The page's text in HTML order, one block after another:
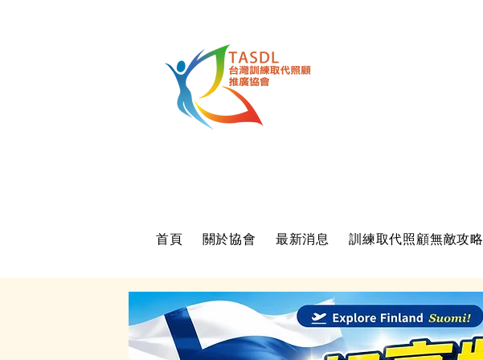
首頁 關於協會 最新消息 訓練取代照顧無敵攻略